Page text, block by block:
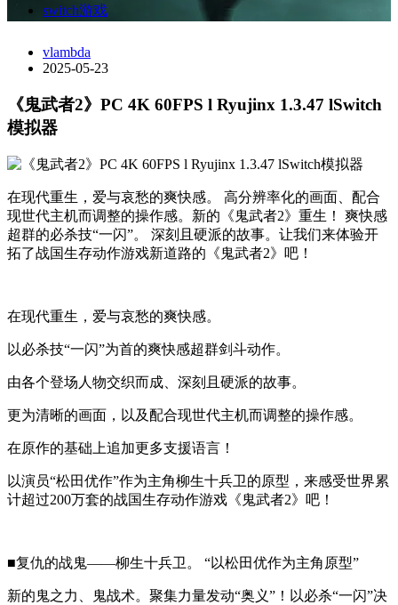
switch游戏
vlambda
2025-05-23
《鬼武者2》PC 4K 60FPS l Ryujinx 1.3.47 lSwitch
模拟器
在现代重生，爱与哀愁的爽快感。 高分辨率化的画面、配合
现世代主机而调整的操作感。新的《鬼武者2》重生！ 爽快感
超群的必杀技“一闪”。 深刻且硬派的故事。让我们来体验开
拓了战国生存动作游戏新道路的《鬼武者2》吧！
在现代重生，爱与哀愁的爽快感。
以必杀技“一闪”为首的爽快感超群剑斗动作。
由各个登场人物交织而成、深刻且硬派的故事。
更为清晰的画面，以及配合现世代主机而调整的操作感。
在原作的基础上追加更多支援语言！
以演员“松田优作”作为主角柳生十兵卫的原型，来感受世界累
计超过200万套的战国生存动作游戏《鬼武者2》吧！
■复仇的战鬼——柳生十兵卫。 “以松田优作为主角原型”
新的鬼之力、鬼战术。聚集力量发动“奥义”！以必杀“一闪”决